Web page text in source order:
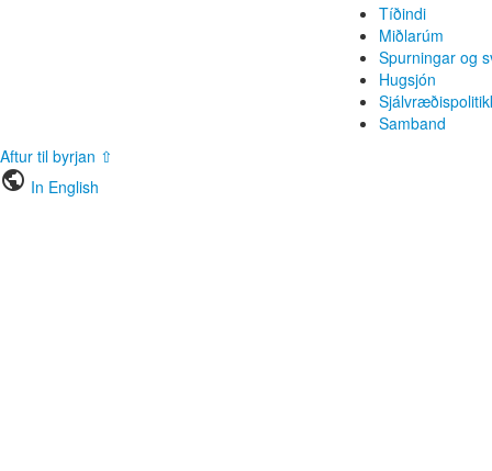
Tíðindi
Miðlarúm
Spurningar og
Hugsjón
Samband
Aftur til byrjan ⇧
public In English